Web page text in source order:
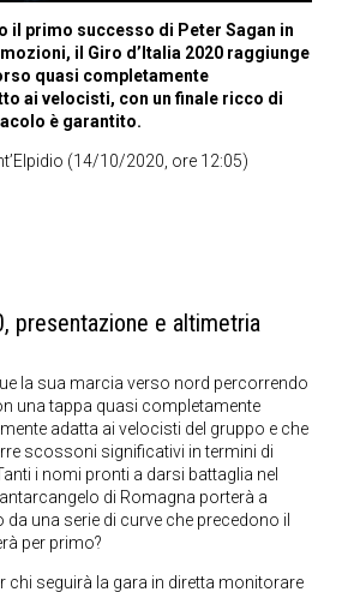
il primo successo di Peter Sagan in
il Giro d’Italia 2020 raggiunge
quasi completamente
ai velocisti, con un finale ricco di
è garantito.
(14/10/2020, ore 12:05)
presentazione e altimetria
la sua marcia verso nord percorrendo
una tappa quasi completamente
adatta ai velocisti del gruppo e che
scossoni significativi in termini di
i nomi pronti a darsi battaglia nel
di Romagna porterà a
una serie di curve che precedono il
per primo?
chi seguirà la gara in diretta monitorare